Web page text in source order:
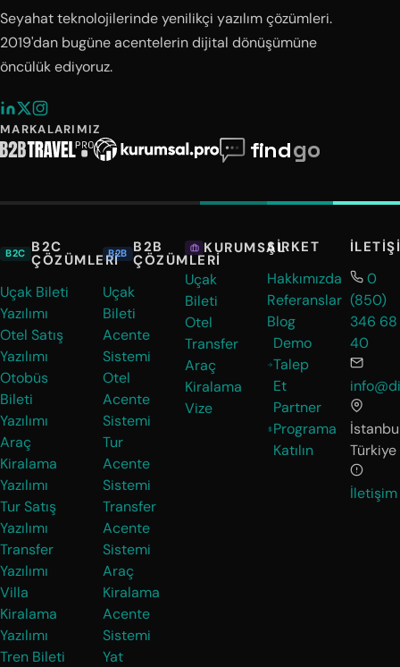
Seyahat teknolojilerinde yenilikçi yazılım çözümleri.
2019'dan bugüne acentelerin dijital dönüşümüne
öncülük ediyoruz.
MARKALARIMIZ
B2C B2C
ÇÖZÜMLERI
Uçak Bileti
Yazılımı
Otel Satış
Yazılımı
Otobüs
Bileti
Yazılımı
Araç
Kiralama
Yazılımı
Tur Satış
Yazılımı
Transfer
Yazılımı
Villa
Kiralama
Yazılımı
Tren Bileti
B2B B2B
ÇÖZÜMLERI
Uçak
Bileti
Acente
Sistemi
Otel
Acente
Sistemi
Tur
Acente
Sistemi
Transfer
Acente
Sistemi
Araç
Kiralama
Acente
Sistemi
Yat
KURUMSAL
Uçak
Bileti
Otel
Transfer
Araç
Kiralama
Vize
ŞIRKET
Hakkımızda
Referanslar
Blog
Demo
Talep
Et
Partner
Programa
Katılın
0
(850)
346 68
40
Türkiye
İletişim